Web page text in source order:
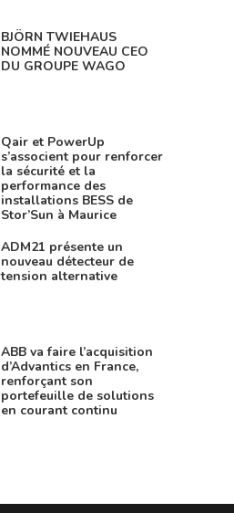
BJÖRN TWIEHAUS
NOMMÉ NOUVEAU CEO
DU GROUPE WAGO
Qair et PowerUp
s’associent pour renforcer
la sécurité et la
performance des
installations BESS de
Stor’Sun à Maurice
ADM21 présente un
nouveau détecteur de
tension alternative
ABB va faire l’acquisition
d’Advantics en France,
renforçant son
portefeuille de solutions
en courant continu